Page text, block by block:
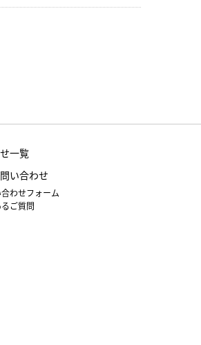
一覧
い合わせ
わせフォーム
ご質問